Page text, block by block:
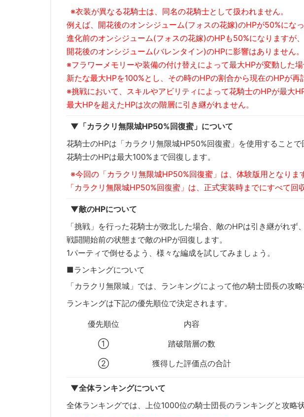
※衣装が異なる花騎士は、同名の花騎士として扱われません。
例えば、開花後のオンシジューム(フォスの花嫁)のHPが50%になっ
進化前のオンシジューム(フォスの花嫁)のHPも50%になりますが、
開花後のオンシジューム(バレンタイン)のHPに影響はありません。
※フラワーメモリーや装備の付け替えによって最大HPが変動した場
新たな最大HPを100%とし、その時のHPの割合から現在のHPが再
※挑戦において、スキルやアビリティによって花騎士のHPが最大
最大HPを超えたHPは次の階層に引き継がれません。
▼「カラクリ無限城HP50%回復蜜」について
花騎士のHPは「カラクリ無限城HP50%回復蜜」を使用することで
花騎士のHPは最大100%まで回復します。
※今回の「カラクリ無限城HP50%回復蜜」は、体験版用となりま
「カラクリ無限城HP50%回復蜜」は、正式実装時までにすべて回
▼敵のHPについて
「挑戦」を行った花騎士が敗北した場合、敵のHPは引き継がれず、
戦闘開始前の状態まで敵のHPが回復します。
1パーティで倒せるよう、様々な編成を試してみましょう。
■ランキングについて
「カラクリ無限城」では、ランキングによって他の騎士団長の攻
ランキングは下記の優先順位で決定されます。
優先順位
内容
①
踏破階層の数
②
獲得した評価点の合計
▼全体ランキングについて
全体ランキングでは、上位1000位の騎士団長のランキングと攻略